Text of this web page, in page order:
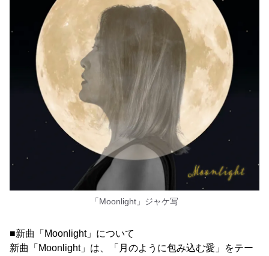
「Moonlight」ジャケ写
■新曲「Moonlight」について
新曲「Moonlight」は、「月のように包み込む愛」をテー